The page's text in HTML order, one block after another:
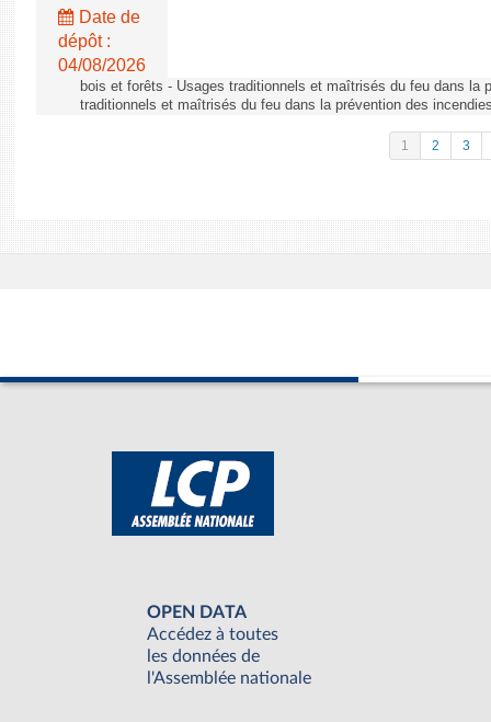
Date de
dépôt :
04/08/2026
bois et forêts - Usages traditionnels et maîtrisés du feu dans la
traditionnels et maîtrisés du feu dans la prévention des
1 2 3
OPEN DATA
Accédez à toutes
les données de
l'Assemblée nationale